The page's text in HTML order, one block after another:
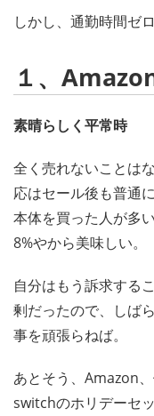
しかし、通勤時間ゼ
１、
素晴らしく平常時
全く売れないことは
応はセール後も普通
本体を買った人が多
8%やから美味しい。
自分はもう訴求する
剰だったので、しば
事を頑張らねば。
あとそう、Amazon
switchのホリデーセ